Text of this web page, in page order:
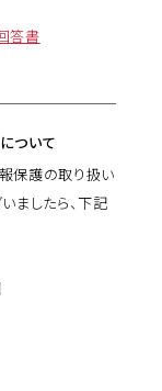
答書
ついて
保護の取り扱い
ましたら、下記